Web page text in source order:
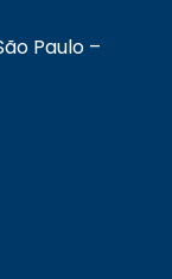
Paulo –